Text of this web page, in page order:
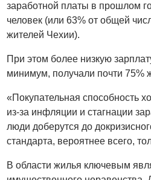
заработной платы в прошлом
человек (или 63% от общей
жителей Чехии).
При этом более низкую
минимум, получали почти 75%
«Покупательная способность
из-за инфляции и стагнации
люди доберутся до
стандарта, вероятнее всего,
В области жилья ключевым